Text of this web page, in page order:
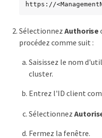
https://
Sélectionnez Authorise
procédez comme suit :
Saisissez le nom
cluster.
Entrez l'ID client
Sélectionnez
Fermez la fenêtre.